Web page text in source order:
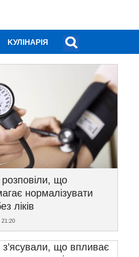
KУЛІНАРІЯ
розповіли, що
нормалізувати
ліків
21:20